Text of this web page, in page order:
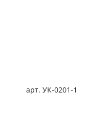
арт. УК-0201-1